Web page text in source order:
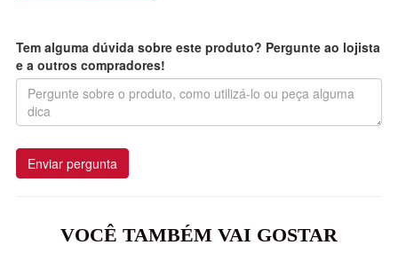
Tem alguma dúvida sobre este produto? Pergunte ao lojista
e a outros compradores!
Enviar pergunta
VOCÊ TAMBÉM VAI GOSTAR